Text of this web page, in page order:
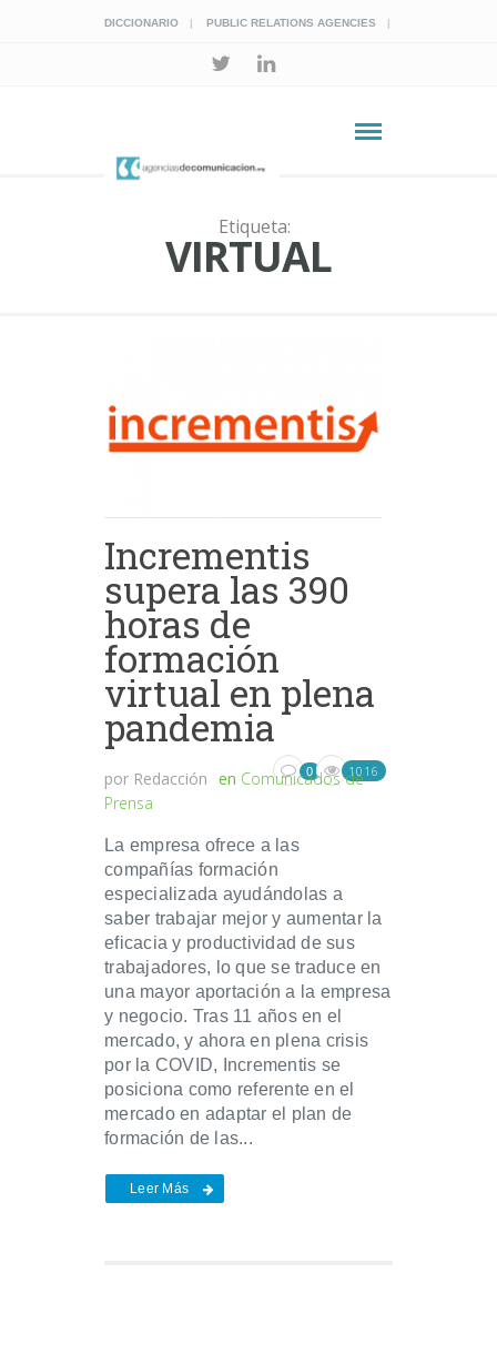
DICCIONARIO PUBLIC RELATIONS AGENCIES
Etiqueta:
VIRTUAL
Incrementis
supera las 390
horas de
formación
virtual en plena
pandemia
por Redacción en Comunicados de
Prensa
0 1016
La empresa ofrece a las
compañías formación
especializada ayudándolas a
saber trabajar mejor y aumentar la
eficacia y productividad de sus
trabajadores, lo que se traduce en
una mayor aportación a la empresa
y negocio. Tras 11 años en el
mercado, y ahora en plena crisis
por la COVID, Incrementis se
posiciona como referente en el
mercado en adaptar el plan de
formación de las...
Leer Más